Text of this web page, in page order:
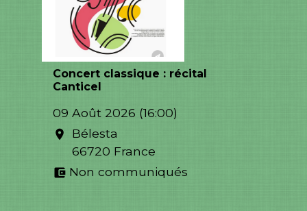
Concert classique : récital
Canticel
09 Août 2026 (16:00)
location_on
Bélesta
66720 France
account_balance_wallet Non communiqués